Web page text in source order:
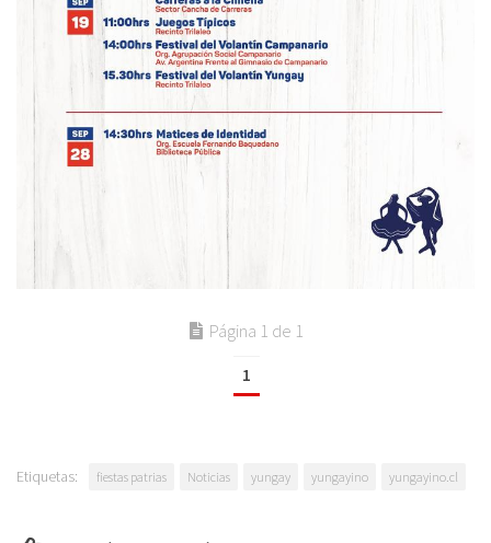
Página 1 de 1
1
Etiquetas: fiestas patrias Noticias yungay yungayino yungayino.cl